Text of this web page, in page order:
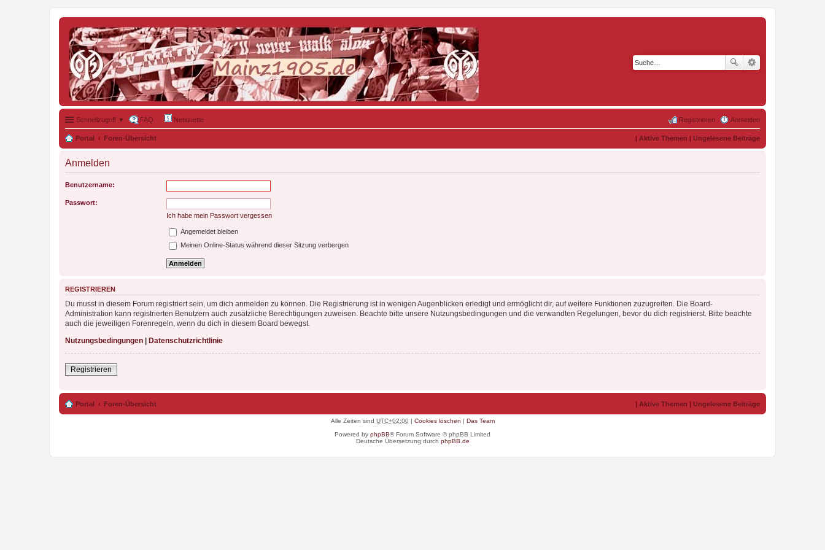
Schnellzugriff ▼ FAQ Netiquette Anmelden
Registrieren
Portal Foren-Übersicht | Aktive Themen | Ungelesene Beiträge
Anmelden
Benutzername:
Passwort:
Ich habe mein Passwort vergessen
Angemeldet bleiben
Meinen Online-Status während dieser Sitzung verbergen
REGISTRIEREN
Du musst in diesem Forum registriert sein, um dich anmelden zu können. Die Registrierung ist in wenigen Augenblicken erledigt und ermöglicht dir, auf weitere Funktionen zuzugreifen. Die Board-
Administration kann registrierten Benutzern auch zusätzliche Berechtigungen zuweisen. Beachte bitte unsere Nutzungsbedingungen und die verwandten Regelungen, bevor du dich registrierst. Bitte beachte
auch die jeweiligen Forenregeln, wenn du dich in diesem Board bewegst.
Nutzungsbedingungen | Datenschutzrichtlinie
Registrieren
Portal Foren-Übersicht | Aktive Themen | Ungelesene Beiträge
Alle Zeiten sind UTC+02:00| Cookies löschen | Das Team
Powered by phpBB® Forum Software © phpBB Limited
Deutsche Übersetzung durch phpBB.de